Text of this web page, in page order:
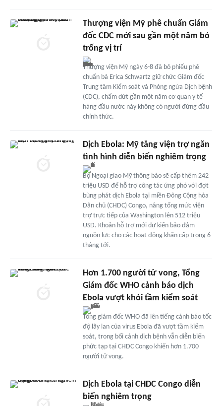
Thượng viện Mỹ phê chuẩn Giám
đốc CDC mới sau gần một năm bỏ
trống vị trí
Thượng viện Mỹ ngày 6-8 đã bỏ phiếu phê
chuẩn bà Erica Schwartz giữ chức Giám đốc
Trung tâm Kiểm soát và Phòng ngừa Dịch bệnh
(CDC), chấm dứt gần một năm cơ quan y tế
hàng đầu nước này không có người đứng đầu
chính thức.
Dịch Ebola: Mỹ tăng viện trợ ngăn
tình hình diễn biến nghiêm trọng
Bộ Ngoại giao Mỹ thông báo sẽ cấp thêm 242
triệu USD để hỗ trợ công tác ứng phó với đợt
bùng phát dịch Ebola tại miền Đông Cộng hòa
Dân chủ (CHDC) Congo, nâng tổng mức viện
trợ trực tiếp của Washington lên 512 triệu
USD. Khoản hỗ trợ mới dự kiến bảo đảm
nguồn lực cho các hoạt động khẩn cấp trong 6
tháng tới.
Hơn 1.700 người tử vong, Tổng
Giám đốc WHO cảnh báo dịch
Ebola vượt khỏi tầm kiểm soát
Tổng giám đốc WHO đã lên tiếng cảnh báo tốc
độ lây lan của virus Ebola đã vượt tầm kiểm
soát, trong bối cảnh dịch bệnh vẫn diễn biến
phức tạp tại CHDC Congo khiến hơn 1.700
người tử vong.
Dịch Ebola tại CHDC Congo diễn
biến nghiêm trọng